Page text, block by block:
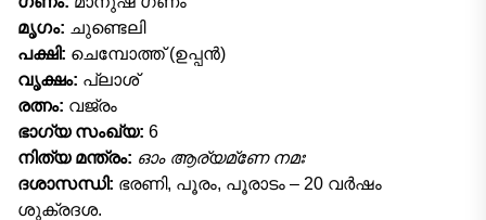
മൃഗം: ചുണ്ടെലി
പക്ഷി: ചെമ്പോത്ത് (ഉപ്പൻ)
വൃക്ഷം: പ്ലാശ്
രത്നം: വജ്രം
ഭാഗ്യ സംഖ്യ: 6
നിത്യ മന്ത്രം: ഓം ആര്യമ്‌ണേ നമഃ
ദശാസന്ധി: ഭരണി, പൂരം, പൂരാടം – 20 വർഷം
ശുക്രദശ.